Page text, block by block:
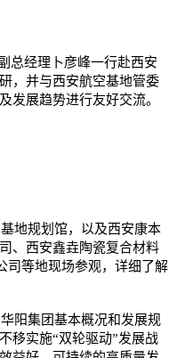
总经理卜彦峰一行赴西安
，并与西安航空基地管委
发展趋势进行友好交流。
地规划馆，以及西安康本
、西安鑫垚陶瓷复合材料
司等地现场参观，详细了解
阳集团基本概况和发展规
移实施“双轮驱动”发展战